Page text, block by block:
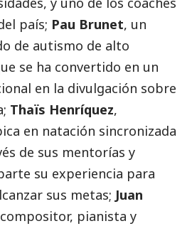
país; Pau Brunet, un
de autismo de alto
se ha convertido en un
en la divulgación sobre
Thaïs Henríquez,
en natación sincronizada
de sus mentorías y
su experiencia para
sus metas; Juan
pianista y